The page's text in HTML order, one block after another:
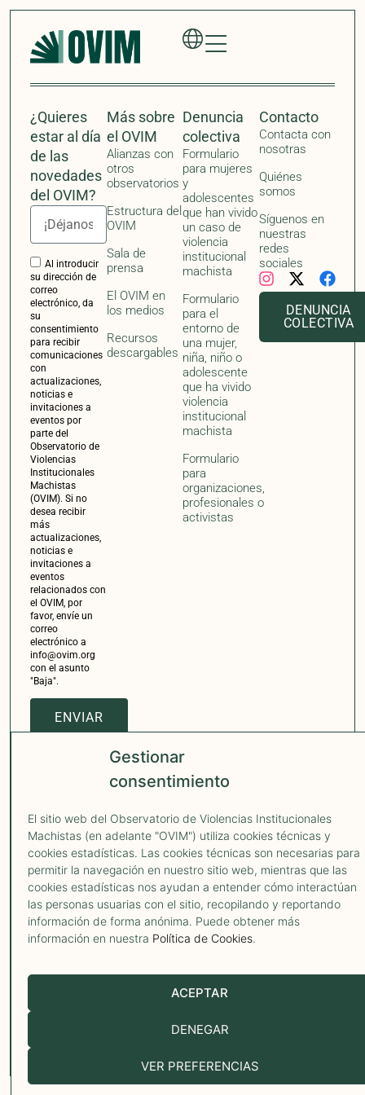
Gestionar
consentimiento
El sitio web del Observatorio de Violencias Institucionales
Machistas (en adelante "OVIM") utiliza cookies técnicas y
cookies estadísticas. Las cookies técnicas son necesarias para
permitir la navegación en nuestro sitio web, mientras que las
cookies estadísticas nos ayudan a entender cómo interactúan
las personas usuarias con el sitio, recopilando y reportando
información de forma anónima. Puede obtener más
información en nuestra Política de Cookies.
ACEPTAR
DENEGAR
VER PREFERENCIAS
electrónico, da
consentimiento
para recibir
comunicaciones
actualizaciones,
invitaciones a
eventos por
parte del
Observatorio de
Violencias
Institucionales
Machistas
(OVIM). Si no
desea recibir
más
actualizaciones,
noticias e
invitaciones a
eventos
relacionados con
el OVIM, por
favor, envíe un
correo
electrónico a
info@ovim.org
con el asunto
"Baja".
ENVIAR
Recursos
descargables
Formulario
entorno de
una mujer,
adolescente
violencia
institucional
machista
Formulario
para
organizaciones,
profesionales o
activistas
Impulsado por:
Con la colaboración de:
AVISO LEGALPOLÍTICA DE PRIVACIDAD
¿Has pasado
por un caso de
violencia
machista?
infancia o adolescencia que
lo haya vivido? ¿Eres una
organización que conoce